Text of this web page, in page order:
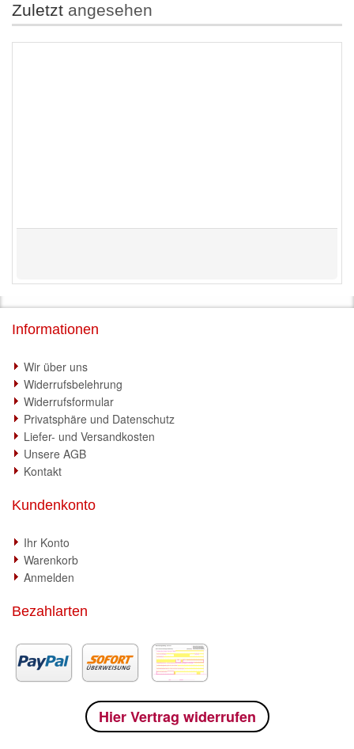
Zuletzt angesehen
Informationen
Wir über uns
Widerrufsbelehrung
Widerrufsformular
Privatsphäre und Datenschutz
Liefer- und Versandkosten
Unsere AGB
Kontakt
Kundenkonto
Ihr Konto
Warenkorb
Anmelden
Bezahlarten
Hier Vertrag widerrufen